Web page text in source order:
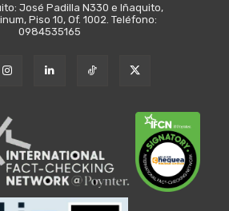
José Padilla N330 e Iñaquito,
Piso 10, Of. 1002. Teléfono:
0984535165